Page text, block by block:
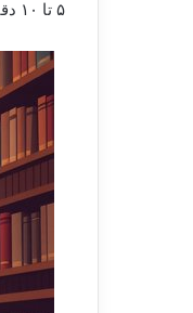
۵ تا ۱۰ دقیقه‌ای داشته باشند تا ذهن آن‌ها انرژی خود را بازیابی کند.